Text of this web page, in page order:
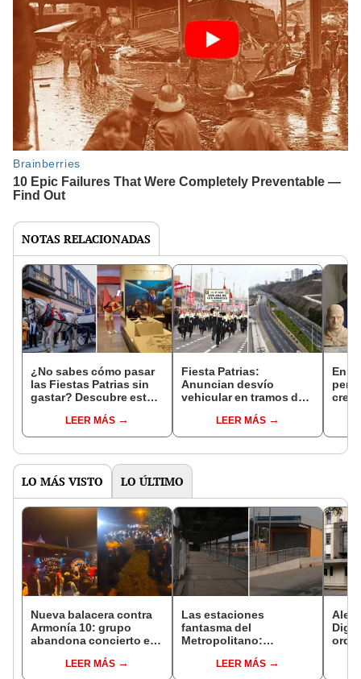
NOTAS RELACIONADAS
¿No sabes cómo pasar
las Fiestas Patrias sin
gastar? Descubre estas
en LimaLEER MÁS
Fiesta Patrias:
Anuncian desvío
vehicular en tramos de
desfile escolar en el
Callao
LEER MÁS
creó
mi
LO MÁS VISTO LO ÚLTIMO
Nueva balacera contra
Armonía 10: grupo
abandona concierto en
en pleno show
LEER MÁS
Las estaciones
fantasma del
Metropolitano:
inconclusa por falta de
LEER MÁS